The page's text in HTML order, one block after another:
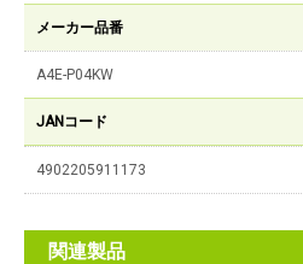
メーカー品番
A4E-P04KW
JANコード
4902205911173
関連製品